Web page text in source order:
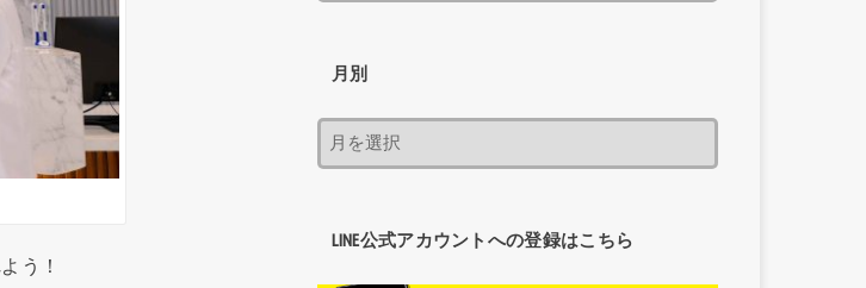
う！
月別
LINE公式アカウントへの登録はこちら